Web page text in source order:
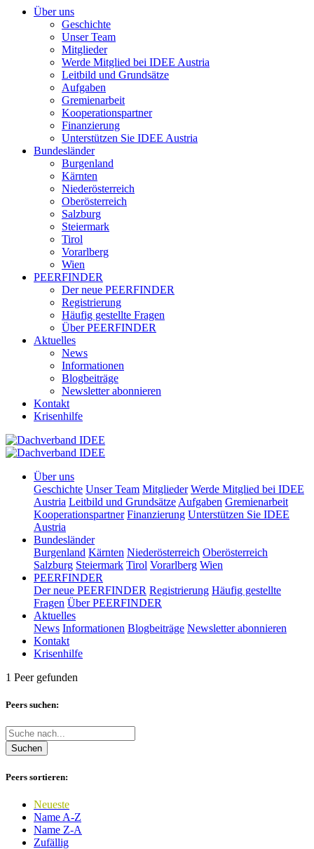
Über uns
Geschichte
Unser Team
Mitglieder
Werde Mitglied bei IDEE Austria
Leitbild und Grundsätze
Aufgaben
Gremienarbeit
Kooperationspartner
Finanzierung
Unterstützen Sie IDEE Austria
Bundesländer
Burgenland
Kärnten
Niederösterreich
Oberösterreich
Salzburg
Steiermark
Tirol
Vorarlberg
Wien
PEERFINDER
Der neue PEERFINDER
Registrierung
Häufig gestellte Fragen
Über PEERFINDER
Aktuelles
News
Informationen
Blogbeiträge
Newsletter abonnieren
Kontakt
Krisenhilfe
Über uns
Geschichte Unser Team Mitglieder Werde Mitglied bei IDEE
Austria Leitbild und Grundsätze Aufgaben Gremienarbeit
Kooperationspartner Finanzierung Unterstützen Sie IDEE
Austria
Bundesländer
Burgenland Kärnten Niederösterreich Oberösterreich
Salzburg Steiermark Tirol Vorarlberg Wien
PEERFINDER
Der neue PEERFINDER Registrierung Häufig gestellte
Fragen Über PEERFINDER
Aktuelles
News Informationen Blogbeiträge Newsletter abonnieren
Kontakt
Krisenhilfe
1 Peer gefunden
Peers suchen:
Suchen
Peers sortieren:
Neueste
Name A-Z
Name Z-A
Zufällig